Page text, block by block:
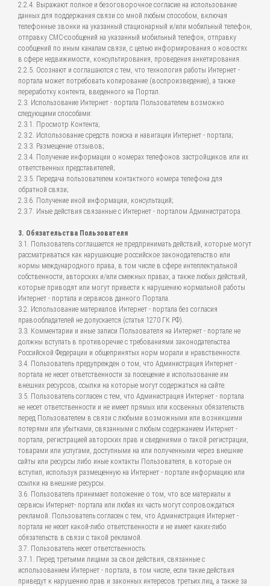
2.2.4. Выражают полное и безоговорочное согласие на использование
данных для поддержания связи со мной любым способом, включая
телефонные звонки на указанный стационарный и/или мобильный телефон,
отправку СМС-сообщений на указанный мобильный телефон, отправку
сообщений по иным каналам связи, с целью информирования о новостях
в сфере недвижимости, консультирования, проведения анкетирования.
2.2.5. Осознают и соглашаются с тем, что технология работы Интернет -
портала может потребовать копирование (воспроизведение), а также
переработку контента, введенного на Портал.
2.3. Использование Интернет - портала Пользователем возможно
следующими способами:
2.3.1. Просмотр Контента;
2.3.2. Использование средств поиска и навигации Интернет - портала;
2.3.3. Размещение отзывов;
2.3.4. Получение информации о номерах телефонов застройщиков или их
ответственных представителей;
2.3.5. Передача пользователем контактного номера телефона для
обратной связи;
2.3.6. Получение иной информации, консультаций;
2.3.7. Иные действия связанные с Интернет - порталом Администратора.
3. Обязательства Пользователя
3.1. Пользователь соглашается не предпринимать действий, которые могут
рассматриваться как нарушающие российское законодательство или
нормы международного права, в том числе в сфере интеллектуальной
собственности, авторских и/или смежных правах, а также любых действий,
которые приводят или могут привести к нарушению нормальной работы
Интернет - портала и сервисов данного Портала.
3.2. Использование материалов Интернет - портала без согласия
правообладателей не допускается (статья 1270 ГК РФ).
3.3. Комментарии и иные записи Пользователя на Интернет - портале не
должны вступать в противоречие с требованиями законодательства
Российской Федерации и общепринятых норм морали и нравственности.
3.4. Пользователь предупрежден о том, что Администрация Интернет -
портала не несет ответственности за посещение и использование им
внешних ресурсов, ссылки на которые могут содержаться на сайте.
3.5. Пользователь согласен с тем, что Администрация Интернет - портала
не несет ответственности и не имеет прямых или косвенных обязательств
перед Пользователем в связи с любыми возможными или возникшими
потерями или убытками, связанными с любым содержанием Интернет -
портала, регистрацией авторских прав и сведениями о такой регистрации,
товарами или услугами, доступными на или полученными через внешние
сайты или ресурсы либо иные контакты Пользователя, в которые он
вступил, используя размещенную на Интернет - портале информацию или
ссылки на внешние ресурсы.
3.6. Пользователь принимает положение о том, что все материалы и
сервисы Интернет- портала или любая их часть могут сопровождаться
рекламой. Пользователь согласен с тем, что Администрация Интернет -
портала не несет какой-либо ответственности и не имеет каких-либо
обязательств в связи с такой рекламой.
3.7. Пользователь несет ответственность:
3.7.1. Перед третьими лицами за свои действия, связанные с
использованием Интернет - портала, в том числе, если такие действия
приведут к нарушению прав и законных интересов третьих лиц, а также за